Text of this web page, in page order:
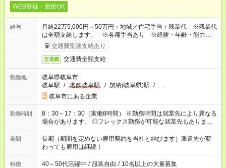
WEB登録・面接OK
給与
月給22万5,000円～50万円＋地域／住宅手当＋残業代 ※残業代
は全額支給します。 ※各種手当あり ※経験・年齢・能力等を
考慮して加給・優遇します。
交通費別途支給あり
交通費 交通費全額支給
勤務地
岐阜県岐阜市
岐阜駅 / 名鉄岐阜駅 / 加納(岐阜県)駅 / …
岐阜市にある企業
勤務時間
8：30～17：30（実働8時間） ※勤務時間は就業先により異なる
場合があります。 ◎フレックス勤務が可能な就業先もありま
す。 ◎今よりもさらに働きやすい環境をつくるべく、 働き方
改革に全社をあげて取り組んでいます。
期間
長期（期間を定めない雇用契約を当社と結びます）派遣先が変
わっても雇用は継続！
特徴 40～50代活躍中 / 服装自由 / 10名以上の大量募集